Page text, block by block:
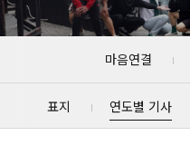
마음연결
표지 연도별 기사